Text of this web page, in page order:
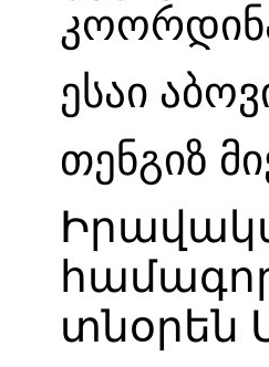
ესაი
თენგიზ
տնօրեն